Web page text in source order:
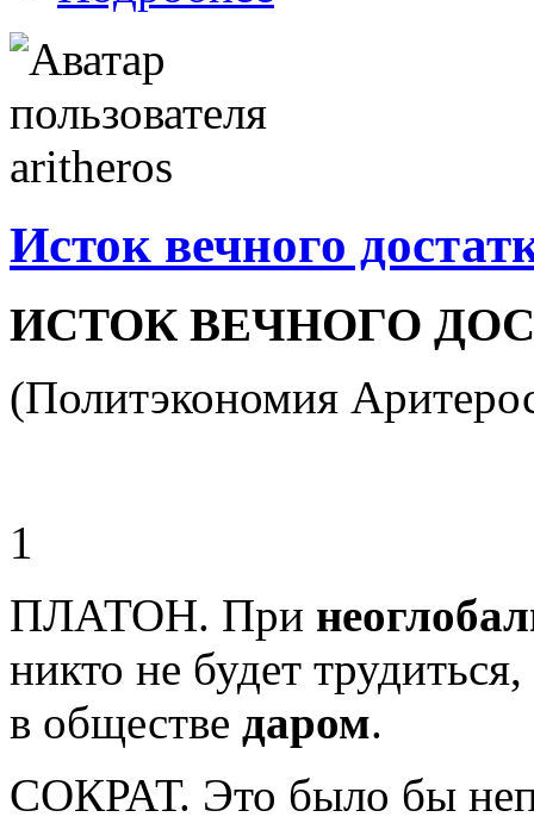
Исток вечного
ИСТОК ВЕЧНОГО
(Политэкономия
1
ПЛАТОН. При
никто не будет
в обществе даром.
СОКРАТ. Это было бы